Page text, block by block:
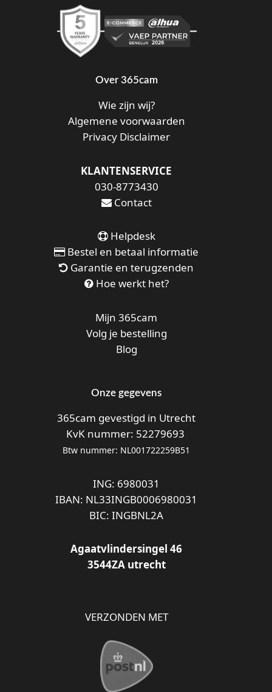
Over 365cam
Wie zijn wij?
Algemene voorwaarden
Privacy Disclaimer
KLANTENSERVICE
030-8773430
Contact
Helpdesk
Bestel en betaal informatie
Garantie en terugzenden
Hoe werkt het?
Mijn 365cam
Volg je bestelling
Blog
Onze gegevens
365cam gevestigd in Utrecht
KvK nummer: 52279693
Btw nummer: NL001722259B51
ING: 6980031
IBAN: NL33INGB0006980031
BIC: INGBNL2A
Agaatvlindersingel 46
3544ZA utrecht
VERZONDEN MET